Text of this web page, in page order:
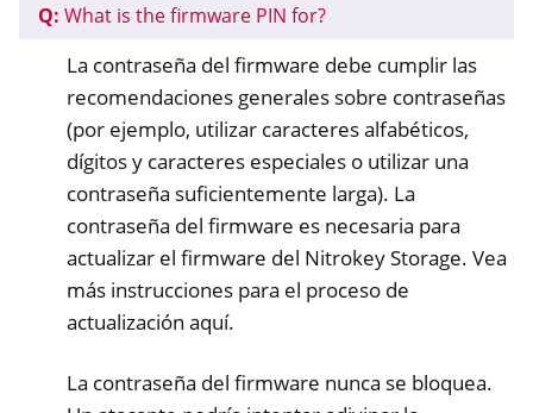
Q: What is the firmware PIN for?
La contraseña del firmware debe cumplir las
recomendaciones generales sobre contraseñas
(por ejemplo, utilizar caracteres alfabéticos,
dígitos y caracteres especiales o utilizar una
contraseña suficientemente larga). La
contraseña del firmware es necesaria para
actualizar el firmware del Nitrokey Storage. Vea
más instrucciones para el proceso de
actualización aquí.
La contraseña del firmware nunca se bloquea.